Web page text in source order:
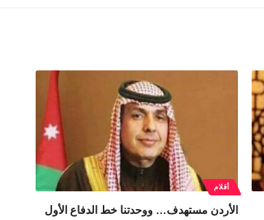
أقلام
الأردن مستهدف… ووحدتنا خط الدفاع الأول